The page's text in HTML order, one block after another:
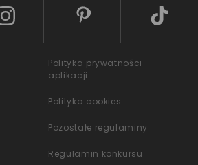
Polityka prywatności
aplikacji
Polityka cookies
Pozostałe regulaminy
Regulamin konkursu